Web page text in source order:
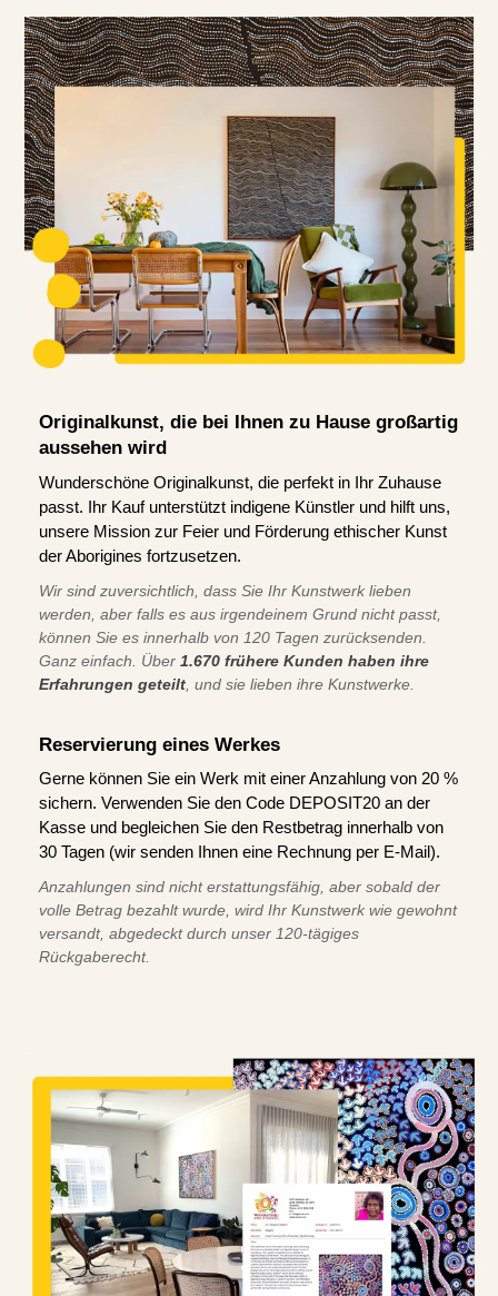
Originalkunst, die bei Ihnen zu Hause großartig
aussehen wird
Wunderschöne Originalkunst, die perfekt in Ihr Zuhause
passt. Ihr Kauf unterstützt indigene Künstler und hilft uns,
unsere Mission zur Feier und Förderung ethischer Kunst
der Aborigines fortzusetzen.
Wir sind zuversichtlich, dass Sie Ihr Kunstwerk lieben
werden, aber falls es aus irgendeinem Grund nicht passt,
können Sie es innerhalb von 120 Tagen zurücksenden.
Ganz einfach. Über 1.670 frühere Kunden haben ihre
Erfahrungen geteilt , und sie lieben ihre Kunstwerke.
Reservierung eines Werkes
Gerne können Sie ein Werk mit einer Anzahlung von 20 %
sichern. Verwenden Sie den Code DEPOSIT20 an der
Kasse und begleichen Sie den Restbetrag innerhalb von
30 Tagen (wir senden Ihnen eine Rechnung per E-Mail).
Anzahlungen sind nicht erstattungsfähig, aber sobald der
volle Betrag bezahlt wurde, wird Ihr Kunstwerk wie gewohnt
versandt, abgedeckt durch unser 120-tägiges
Rückgaberecht.